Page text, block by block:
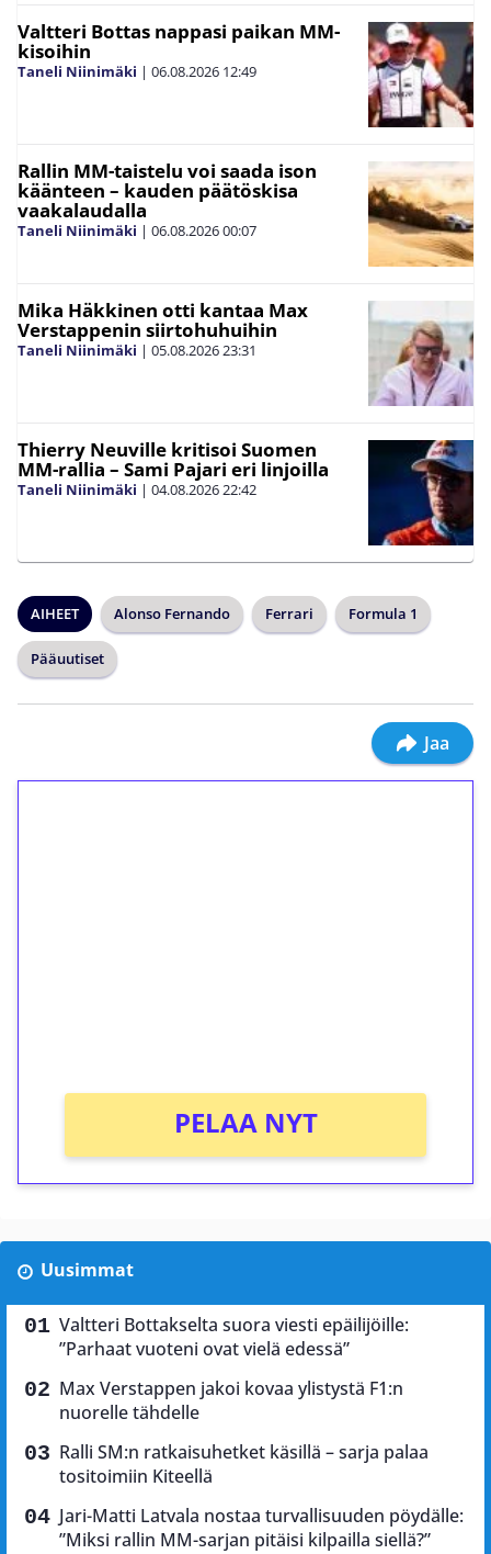
Valtteri Bottas nappasi paikan MM-
kisoihin
Taneli Niinimäki | 06.08.2026 12:49
Rallin MM-taistelu voi saada ison
käänteen – kauden päätöskisa
vaakalaudalla
Taneli Niinimäki | 06.08.202600:07
Mika Häkkinen otti kantaa Max
Verstappenin siirtohuhuihin
Taneli Niinimäki | 05.08.202623:31
Thierry Neuville kritisoi Suomen
MM-rallia – Sami Pajari eri linjoilla
Taneli Niinimäki | 04.08.202622:42
AIHEET Alonso Fernando Ferrari Formula 1
Pääuutiset
Jaa
PELAA NYT
Uusimmat
Valtteri Bottakselta suora viesti epäilijöille:
”Parhaat vuoteni ovat vielä edessä”
Max Verstappen jakoi kovaa ylistystä F1:n
nuorelle tähdelle
Ralli SM:n ratkaisuhetket käsillä – sarja palaa
tositoimiin Kiteellä
Jari-Matti Latvala nostaa turvallisuuden pöydälle:
”Miksi rallin MM-sarjan pitäisi kilpailla siellä?”